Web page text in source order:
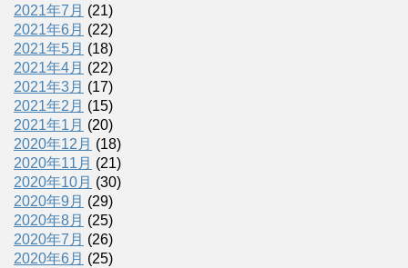
2021年7月 (21)
2021年6月 (22)
2021年5月 (18)
2021年4月 (22)
2021年3月 (17)
2021年2月 (15)
2021年1月 (20)
2020年12月 (18)
2020年11月 (21)
2020年10月 (30)
2020年9月 (29)
2020年8月 (25)
2020年7月 (26)
2020年6月 (25)